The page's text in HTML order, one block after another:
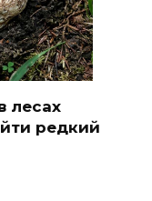
лесах
редкий